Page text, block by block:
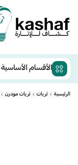
الأقسام الأساسية
الرئيسية ثريات ثريات مودرن